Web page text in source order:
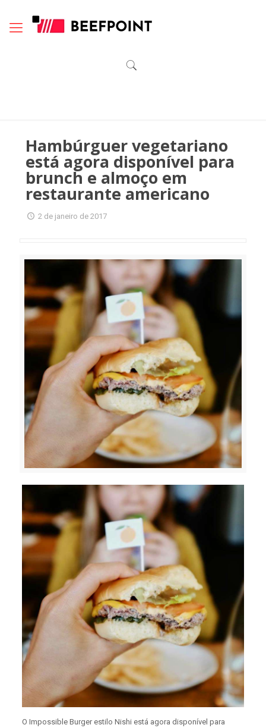
Hambúrguer vegetariano
está agora disponível para
brunch e almoço em
restaurante americano
2 de janeiro de 2017
O Impossible Burger estilo Nishi está agora disponível para